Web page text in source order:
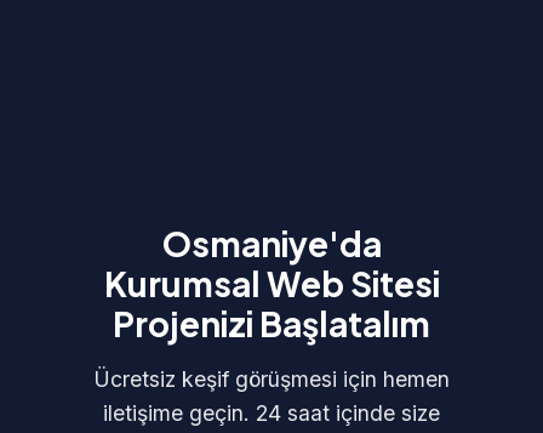
Osmaniye'da
Kurumsal Web Sitesi
Projenizi Başlatalım
Ücretsiz keşif görüşmesi için hemen
iletişime geçin. 24 saat içinde size